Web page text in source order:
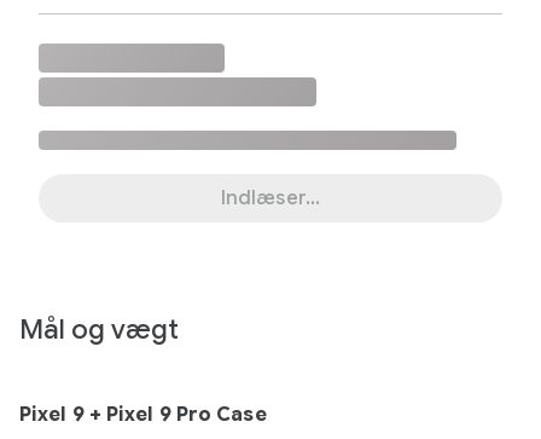
Indlæser...
Mål og vægt
Pixel 9 + Pixel 9 Pro Case